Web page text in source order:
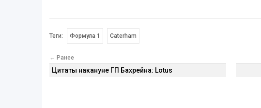
Теги: Формула 1 Caterham
← Ранее
Цитаты накануне ГП Бахрейна: Lotus